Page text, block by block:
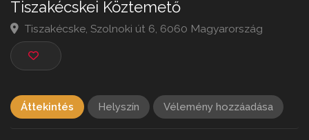
Tiszakécskei Köztemető
Tiszakécske, Szolnoki út 6, 6060 Magyarország
Áttekintés Helyszín Vélemény hozzáadása